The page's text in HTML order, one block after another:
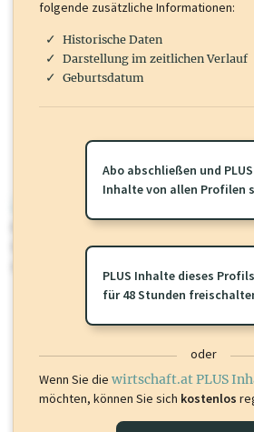
Für dieses Profil gibt es zusätzliche
Sie momentan nicht einsehen können.
oder loggen Sie sich ein um diese Inhalte
folgende zusätzliche Informationen:
Historische Daten
Darstellung im zeitlichen Verlauf
Geburtsdatum
Abo abschließen und PLUS
Inhalte von allen Profilen
PLUS Inhalte dieses Profils
für 48 Stunden
oder
Wenn Sie die wirtschaft.at PLUS
möchten, können Sie sich kostenlos